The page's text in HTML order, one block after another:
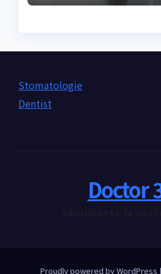
Stomatologie
Dentist
Doctor
Proudly powered by WordPress |